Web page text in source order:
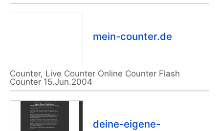
mein-counter.de
Counter, Live Counter Online Counter Flash
Counter 15.Jun.2004
deine-eigene-